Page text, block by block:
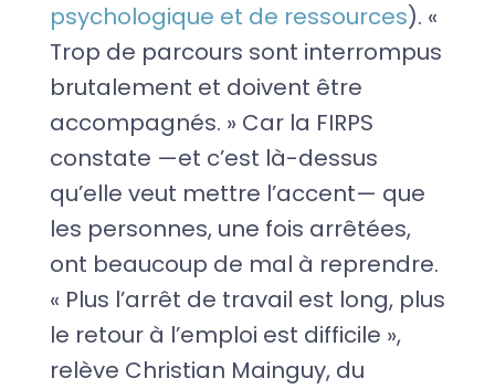
psychologique et de ressources). «
Trop de parcours sont interrompus
brutalement et doivent être
accompagnés. » Car la FIRPS
constate —et c’est là-dessus
qu’elle veut mettre l’accent— que
les personnes, une fois arrêtées,
ont beaucoup de mal à reprendre.
« Plus l’arrêt de travail est long, plus
le retour à l’emploi est difficile »,
relève Christian Mainguy, du